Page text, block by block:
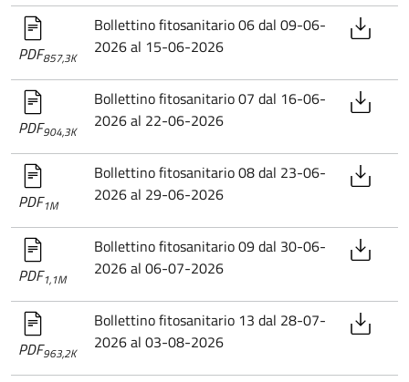
PDF857,3K
Bollettino fitosanitario 06 dal 09-06-
2026 al 15-06-2026
PDF904,3K
Bollettino fitosanitario 07 dal 16-06-
2026 al 22-06-2026
PDF1M
Bollettino fitosanitario 08 dal 23-06-
2026 al 29-06-2026
PDF1,1M
Bollettino fitosanitario 09 dal 30-06-
2026 al 06-07-2026
PDF963,2K
Bollettino fitosanitario 13 dal 28-07-
2026 al 03-08-2026